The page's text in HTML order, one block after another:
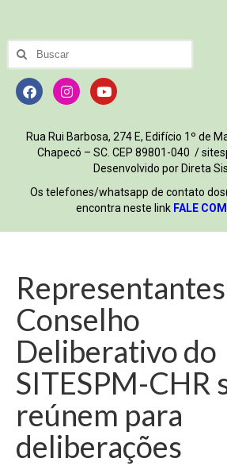
Rua Rui Barbosa, 274 E, Edifício 1º de
Chapecó – SC. CEP 89801-040 /
Desenvolvido por Direta
Os telefones/whatsapp de contato
encontra neste link FALE
Conselho
Deliberativo do
SITESPM-CHR
reúnem para
deliberações